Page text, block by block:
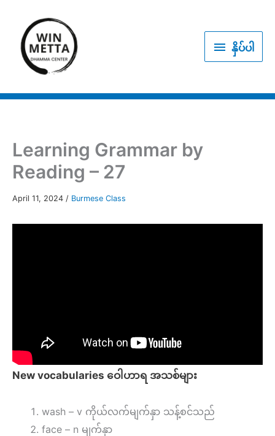
content
နှိပ် နှိပ်ပါ
Learning Grammar by
Reading – 27
April 11, 2024 / Burmese Class
New vocabularies ဝေါဟာရ အသစ်များ
wash – v ကိုယ်လက်မျက်နှာ သန့်စင်သည်
face – n မျက်နှာ